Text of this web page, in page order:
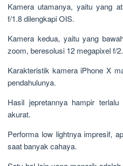
Kamera utamanya, yaitu yang
f/1.8 dilengkapi OIS.
Kamera kedua, yaitu yang
zoom, beresolusi 12 megapixel f/
Karakteristik kamera iPhone X
pendahulunya.
Hasil jepretannya hampir
akurat.
Performa low lightnya impresif,
saat banyak cahaya.